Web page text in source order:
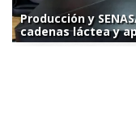
Producción y
cadenas láctea y